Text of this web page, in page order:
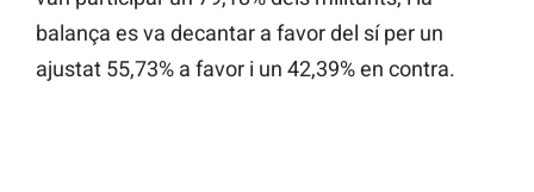
balança es va decantar a favor del sí per un
ajustat 55,73% a favor i un 42,39% en contra.